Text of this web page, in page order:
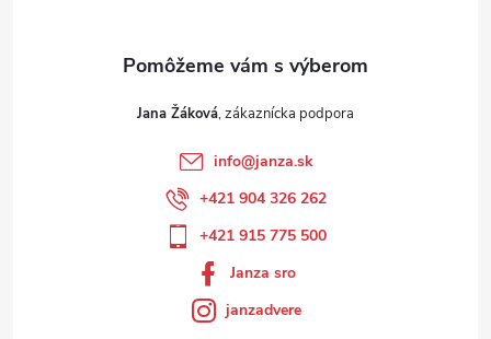
Jana Žáková
info@janza.sk
+421 904 326 262
+421 915 775 500
Janza sro
janzadvere